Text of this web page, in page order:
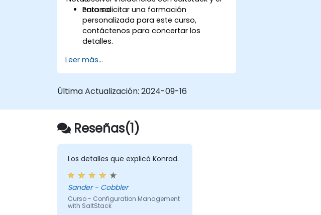
entorno
Para solicitar una formación
personalizada para este curso,
contáctenos para concertar los
detalles.
Leer más...
Última Actualización: 2024-09-16
Reseñas(1)
Los detalles que explicó Konrad.
Sander - Cobbler
Curso - Configuration Management
with SaltStack